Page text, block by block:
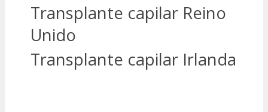
Transplante capilar Reino
Unido
Transplante capilar Irlanda